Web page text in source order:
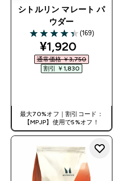
シトルリン マレート パ
ウダー
4.38 out of 5 stars
(169)
discounted
¥1,920‎
通常価格 ￥3,750‎
割引 ￥1,830‎
最大70%オフ｜割引コード：
【MPJP】使用で5%オフ！